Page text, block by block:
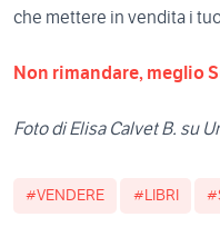
che mettere in vendita i
Non rimandare, meglio
Foto di Elisa Calvet B. su
#VENDERE #LIBRI